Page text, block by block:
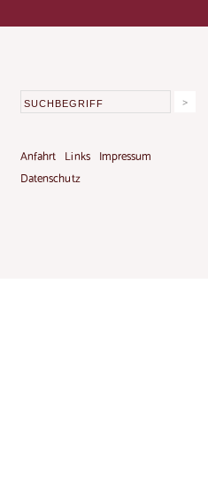
Anfahrt Links Impressum
Datenschutz